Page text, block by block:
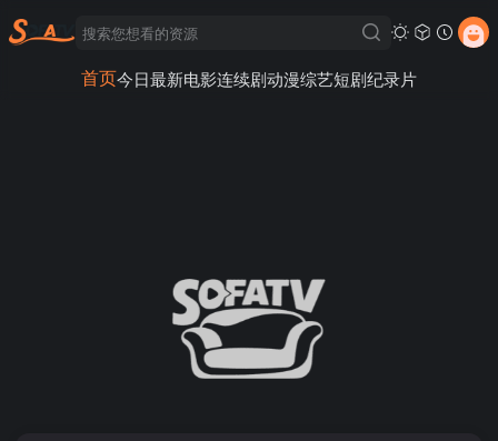
首页今日最新电影连续剧动漫综艺短剧纪录片